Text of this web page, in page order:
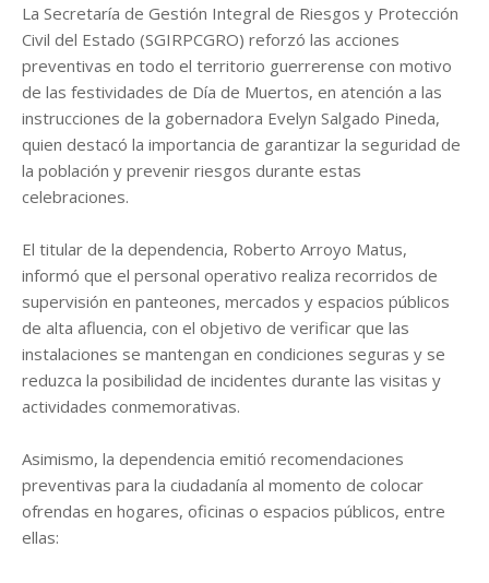
La Secretaría de Gestión Integral de Riesgos y Protección
Civil del Estado (SGIRPCGRO) reforzó las acciones
preventivas en todo el territorio guerrerense con motivo
de las festividades de Día de Muertos, en atención a las
instrucciones de la gobernadora Evelyn Salgado Pineda,
quien destacó la importancia de garantizar la seguridad de
la población y prevenir riesgos durante estas
celebraciones.
El titular de la dependencia, Roberto Arroyo Matus,
informó que el personal operativo realiza recorridos de
supervisión en panteones, mercados y espacios públicos
de alta afluencia, con el objetivo de verificar que las
instalaciones se mantengan en condiciones seguras y se
reduzca la posibilidad de incidentes durante las visitas y
actividades conmemorativas.
Asimismo, la dependencia emitió recomendaciones
preventivas para la ciudadanía al momento de colocar
ofrendas en hogares, oficinas o espacios públicos, entre
ellas: